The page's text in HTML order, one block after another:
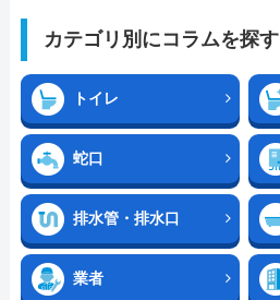
カテゴリ別にコラムを探す
トイレ
蛇口
排水管・排水口
業者